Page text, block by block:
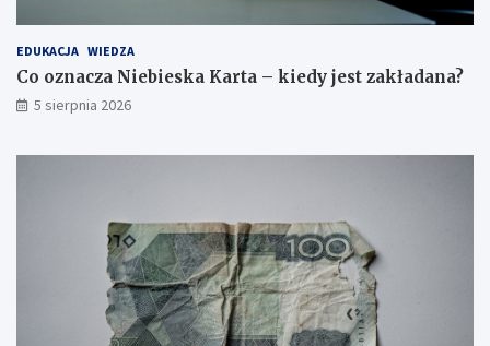
EDUKACJA WIEDZA
Co oznacza Niebieska Karta – kiedy jest zakładana?
5 sierpnia 2026